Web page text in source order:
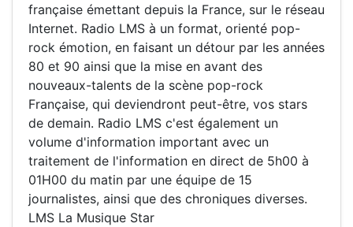
française émettant depuis la France, sur le réseau
Internet. Radio LMS à un format, orienté pop-
rock émotion, en faisant un détour par les années
80 et 90 ainsi que la mise en avant des
nouveaux-talents de la scène pop-rock
Française, qui deviendront peut-être, vos stars
de demain. Radio LMS c'est également un
volume d'information important avec un
traitement de l'information en direct de 5h00 à
01H00 du matin par une équipe de 15
journalistes, ainsi que des chroniques diverses.
LMS La Musique Star